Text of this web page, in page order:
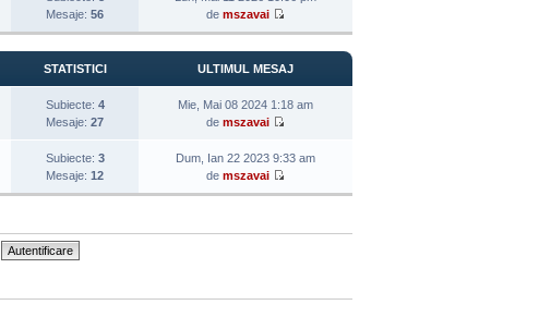
Mesaje: 56
de mszavai
STATISTICI ULTIMUL MESAJ
Subiecte: 4
Mesaje: 27
Mie, Mai 08 2024 1:18 am
de mszavai
Subiecte: 3
Mesaje: 12
Dum, Ian 22 2023 9:33 am
de mszavai